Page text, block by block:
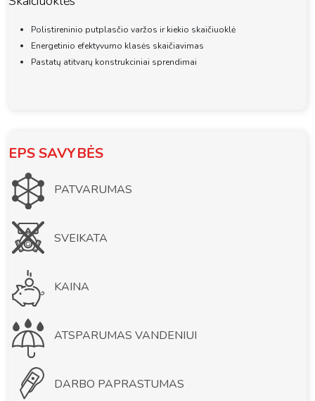
Polistireninio putplasčio varžos ir kiekio skaičiuoklė
Energetinio efektyvumo klasės skaičiavimas
Pastatų atitvarų konstrukciniai sprendimai
EPS SAVYBĖS
PATVARUMAS
SVEIKATA
KAINA
ATSPARUMAS VANDENIUI
DARBO PAPRASTUMAS